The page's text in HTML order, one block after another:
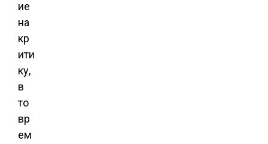
ие
на
кр
ити
ку,
в
то
вр
ем